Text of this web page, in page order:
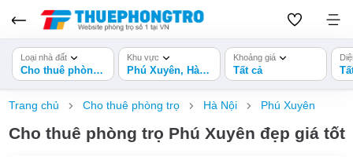
Loại nhà đất
Cho thuê phòng trọ
Khu vực
Phú Xuyên, Hà Nội
Khoảng giá
Tất cả
Trang chủ Cho thuê phòng trọ Hà Nội Phú Xuyên
Cho thuê phòng trọ Phú Xuyên đẹp giá tốt